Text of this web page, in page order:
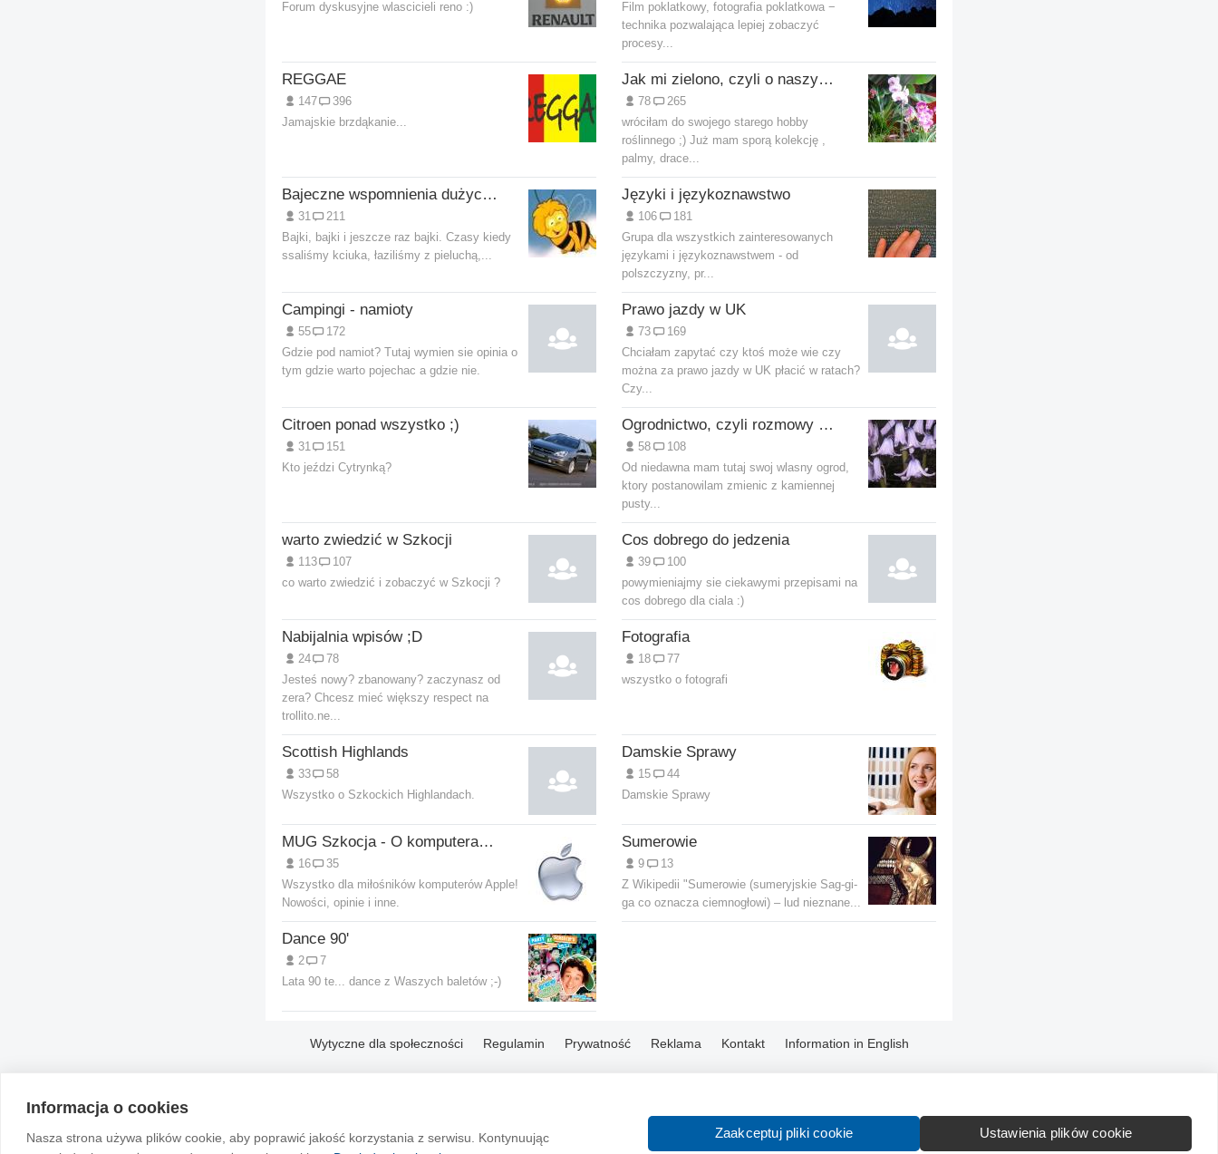
Informacja o cookies
Nasza strona używa plików cookie, aby poprawić jakość korzystania z serwisu. Kontynuując
Zaakceptuj pliki cookie Ustawienia plików cookie
Forum dyskusyjne wlascicieli reno :)
Film poklatkowy, fotografia poklatkowa −
technika pozwalająca lepiej zobaczyć
procesy...
REGGAE
147
396
Jamajskie brzdąkanie...
Jak mi zielono, czyli o naszych roslinkach doniczkowych
78
265
wróciłam do swojego starego hobby
roślinnego ;) Już mam sporą kolekcję ,
palmy, drace...
Bajeczne wspomnienia dużych ludzi.
31
211
Bajki, bajki i jeszcze raz bajki. Czasy kiedy
ssaliśmy kciuka, łaziliśmy z pieluchą,...
Języki i językoznawstwo
106
181
Grupa dla wszystkich zainteresowanych
językami i językoznawstwem - od
polszczyzny, pr...
Campingi - namioty
55
172
Gdzie pod namiot? Tutaj wymien sie opinia o
tym gdzie warto pojechac a gdzie nie.
Prawo jazdy w UK
73
169
Chciałam zapytać czy ktoś może wie czy
można za prawo jazdy w UK płacić w ratach?
Czy...
Citroen ponad wszystko ;)
31
151
Kto jeździ Cytrynką?
Ogrodnictwo, czyli rozmowy o kwiatach i krzewach
58
108
Od niedawna mam tutaj swoj wlasny ogrod,
ktory postanowilam zmienic z kamiennej
pusty...
warto zwiedzić w Szkocji
113
107
co warto zwiedzić i zobaczyć w Szkocji ?
Cos dobrego do jedzenia
39
100
powymieniajmy sie ciekawymi przepisami na
cos dobrego dla ciala :)
Nabijalnia wpisów ;D
24
78
Jesteś nowy? zbanowany? zaczynasz od
zera? Chcesz mieć większy respect na
trollito.ne...
Fotografia
18
77
wszystko o fotografi
Scottish Highlands
33
58
Wszystko o Szkockich Highlandach.
Damskie Sprawy
15
44
Damskie Sprawy
MUG Szkocja - O komputerach Apple.
16
35
Wszystko dla miłośników komputerów Apple!
Nowości, opinie i inne.
Sumerowie
9
13
Z Wikipedii "Sumerowie (sumeryjskie Sag-gi-
ga co oznacza ciemnogłowi) – lud nieznane...
Dance 90'
2
7
Lata 90 te... dance z Waszych baletów ;-)
Wytyczne dla społeczności Regulamin Prywatność Reklama Kontakt Information in English